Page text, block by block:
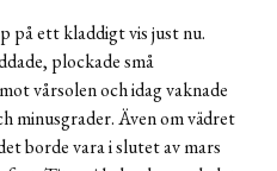
på ett kladdigt vis just nu.
plockade små
vårsolen och idag vaknade
minusgrader. Även om vädret
borde vara i slutet av mars